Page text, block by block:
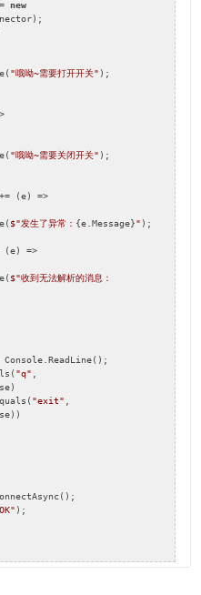
new
"哦呦~需要打开开关" );
"哦呦~需要关闭开关" );
(e) =>
$"发生了异常： {e.Message}" );
(e) =>
$"收到无法解析的消息：
"q"
"exit"
);